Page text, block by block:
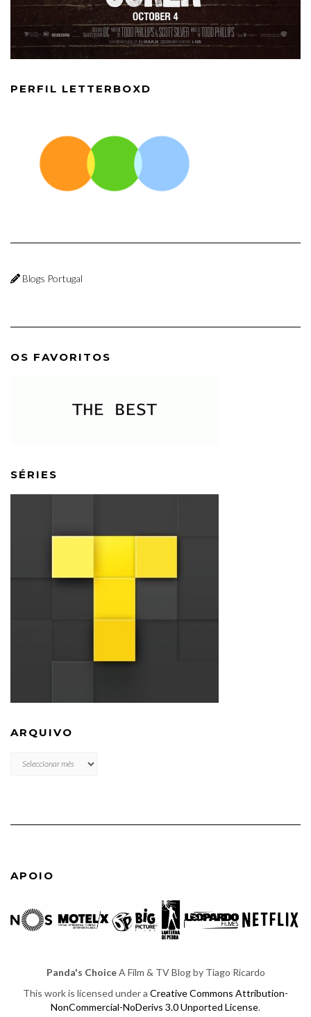
PERFIL LETTERBOXD
Blogs Portugal
OS FAVORITOS
SÉRIES
ARQUIVO
ARQUIVO
APOIO
Panda's ChoiceA Film & TV Blog by Tiago Ricardo
This work is licensed under a Creative Commons Attribution-
NonCommercial-NoDerivs 3.0 Unported License.